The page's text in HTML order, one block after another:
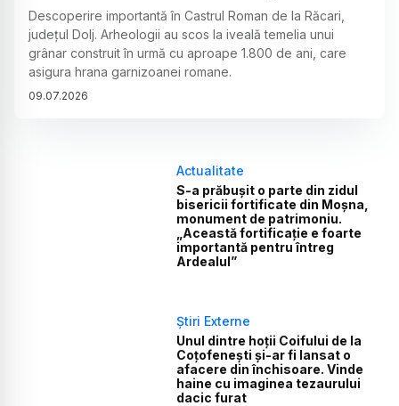
Descoperire importantă în Castrul Roman de la Răcari,
județul Dolj. Arheologii au scos la iveală temelia unui
grânar construit în urmă cu aproape 1.800 de ani, care
asigura hrana garnizoanei romane.
09.07.2026
Actualitate
S-a prăbușit o parte din zidul
bisericii fortificate din Moșna,
monument de patrimoniu.
„Această fortificație e foarte
importantă pentru întreg
Ardealul”
Știri Externe
Unul dintre hoții Coifului de la
Coțofenești și-ar fi lansat o
afacere din închisoare. Vinde
haine cu imaginea tezaurului
dacic furat